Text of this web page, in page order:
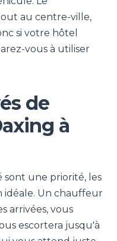
au centre-ville,
si votre hôtel
vous à utiliser
de
à
sont une priorité, les
idéale. Un chauffeur
arrivées, vous
escortera jusqu'à